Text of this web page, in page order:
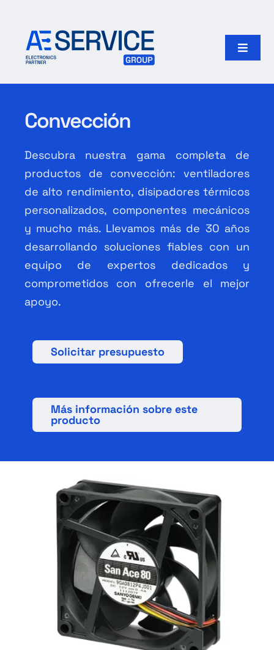
content
Toggle
Inicio
Productos
Nuestro grupo
Search
for:
Español
Convección
Descubra nuestra gama completa de
productos de convección: ventiladores
de alto rendimiento, disipadores térmicos
personalizados, componentes mecánicos
y mucho más. Llevamos más de 30 años
desarrollando soluciones fiables con un
equipo de expertos dedicados y
comprometidos con ofrecerle el mejor
apoyo.
Solicitar presupuesto
Más información sobre este
producto